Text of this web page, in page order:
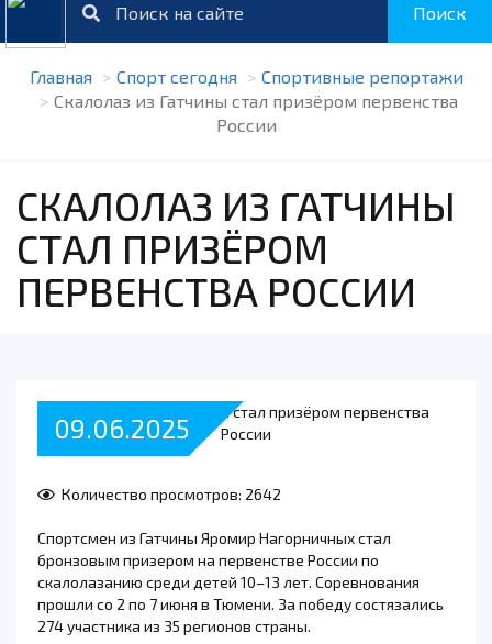
Поиск
Главная Спорт сегодня
Спортивные репортажи
Скалолаз из Гатчины стал призёром первенства
России
СКАЛОЛАЗ ИЗ ГАТЧИНЫ
СТАЛ ПРИЗЁРОМ
ПЕРВЕНСТВА РОССИИ
09.06.2025
Количество просмотров: 2642
Спортсмен из Гатчины Яромир Нагорничных стал
бронзовым призером на первенстве России по
скалолазанию среди детей 10–13 лет. Соревнования
прошли со 2 по 7 июня в Тюмени. За победу состязались
274 участника из 35 регионов страны.